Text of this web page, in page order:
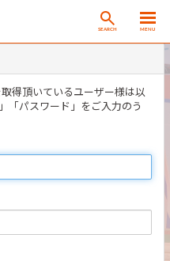
SEARCH MENU
得頂いているユーザー様は以
「パスワード」をご入力のう